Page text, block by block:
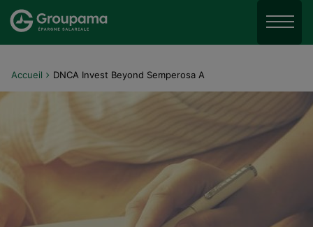
Aller au menu
Aller au contenu
Menu
Accueil DNCA Invest Beyond Semperosa A